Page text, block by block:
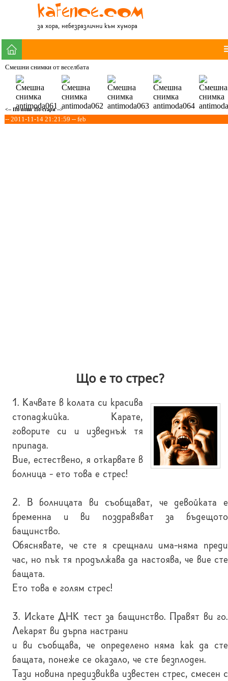
за хора, небезразлични към хумора
Смешни снимки от веселбата
<-- По-нови По-стари -->
-- 2011-11-14 21:21:59 -- feb
Що е то стрес?
1. Качвате в колата си красива
стопаджийка. Карате,
говорите си и изведнъж тя
припада.
Вие, естествено, я откарвате в
болница - ето това е стрес!
2. В болницата ви съобщават, че девойката е
бременна и ви поздравяват за бъдещото
бащинство.
Обяснявате, че сте я срещнали има-няма преди
час, но пък тя продължава да настоява, че вие сте
бащата.
Ето това е голям стрес!
3. Искате ДНК тест за бащинство. Правят ви го.
Лекарят ви дърпа настрани
и ви съобщава, че определено няма как да сте
бащата, понеже се оказало, че сте безплоден.
Тази новина предизвиква известен стрес, смесен с